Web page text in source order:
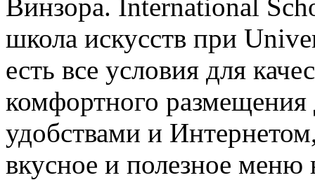
Винзора. International
школа искусств при
есть все условия для
комфортного
удобствами и
вкусное и полезное меню